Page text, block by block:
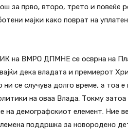
за прво, второ, трето и повеќе
мајки како поврат на
на ВМРО ДПМНЕ се осврна на
дека владата и премиерот
се случува долго време, а тоа е
на оваа Влада. Токму
на демографскиот елемент. Ние
поддршка за новородено